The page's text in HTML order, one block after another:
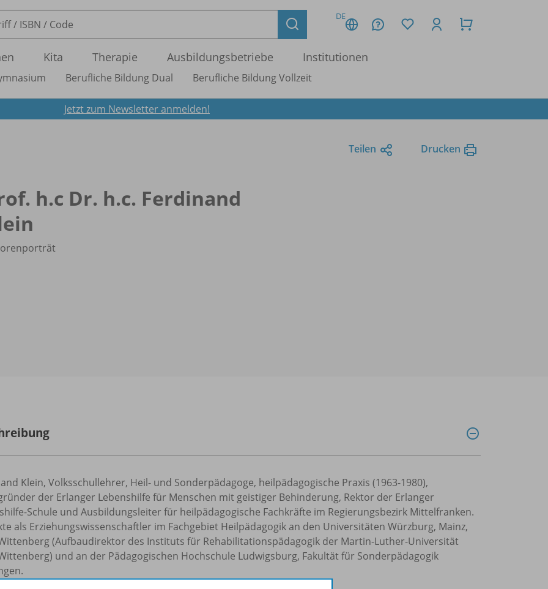
DE
Kita Therapie Ausbildungsbetriebe Institutionen
Berufliche Bildung Dual Berufliche Bildung Vollzeit
Jetzt zum Newsletter anmelden!
Teilen Drucken
h.c Dr. h.c. Ferdinand
Klein, Volksschullehrer, Heil- und Sonderpädagoge, heilpädagogische Praxis (1963-1980),
der Erlanger Lebenshilfe für Menschen mit geistiger Behinderung, Rektor der Erlanger
Schule und Ausbildungsleiter für heilpädagogische Fachkräfte im Regierungsbezirk Mittelfranken.
als Erziehungswissenschaftler im Fachgebiet Heilpädagogik an den Universitäten Würzburg, Mainz,
(Aufbaudirektor des Instituts für Rehabilitationspädagogik der Martin-Luther-Universität
und an der Pädagogischen Hochschule Ludwigsburg, Fakultät für Sonderpädagogik